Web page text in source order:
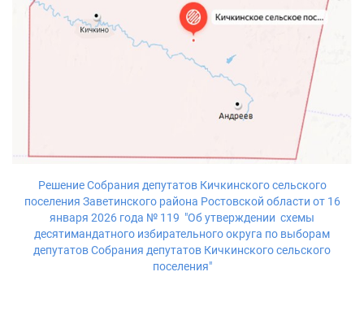
Решение Собрания депутатов Кичкинского сельского
поселения Заветинского района Ростовской области от 16
января 2026 года № 119 "Об утверждении схемы
десятимандатного избирательного округа по выборам
депутатов Собрания депутатов Кичкинского сельского
поселения"